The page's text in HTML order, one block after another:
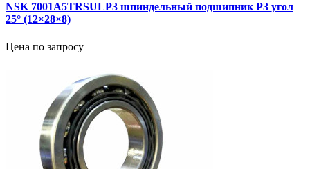
NSK 7001A5TRSULP3 шпиндельный подшипник P3 угол
25° (12×28×8)
Цена по запросу